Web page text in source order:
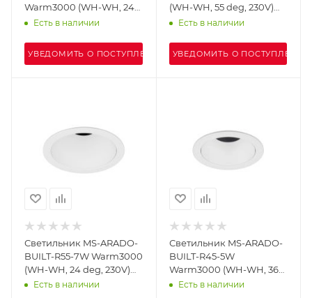
Warm3000 (WH-WH, 24
deg, 230V) (Arlight, IP20
Есть в наличии
УВЕДОМИТЬ О ПОСТУПЛЕНИИ
(WH-WH, 55 deg, 230V)
(Arlight, IP20 Металл, 5
Есть в наличии
УВЕДОМИТЬ О ПОСТУПЛЕНИИ
Светильник MS-ARADO-
BUILT-R55-7W Warm3000
(WH-WH, 24 deg, 230V)
(Arlight, IP20 Металл, 5
Есть в наличии
Светильник MS-ARADO-
BUILT-R45-5W
Warm3000 (WH-WH, 36
deg, 230V) (Arlight, IP20
Есть в наличии